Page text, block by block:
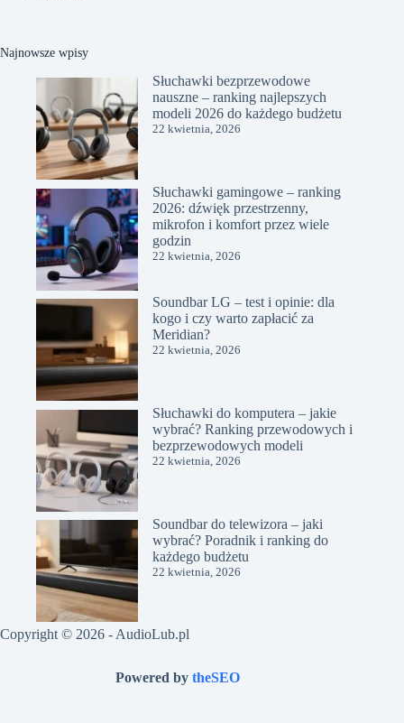
Najnowsze wpisy
Słuchawki bezprzewodowe
nauszne – ranking najlepszych
modeli 2026 do każdego budżetu
22 kwietnia, 2026
Słuchawki gamingowe – ranking
2026: dźwięk przestrzenny,
mikrofon i komfort przez wiele
godzin
22 kwietnia, 2026
Soundbar LG – test i opinie: dla
kogo i czy warto zapłacić za
Meridian?
22 kwietnia, 2026
Słuchawki do komputera – jakie
wybrać? Ranking przewodowych i
bezprzewodowych modeli
22 kwietnia, 2026
Soundbar do telewizora – jaki
wybrać? Poradnik i ranking do
każdego budżetu
22 kwietnia, 2026
Copyright © 2026 - AudioLub.pl
Powered bytheSEO